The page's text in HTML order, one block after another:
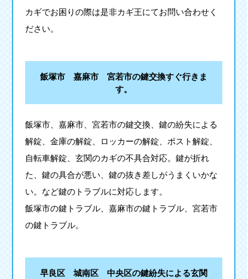
カギでお困りの際は是非カギ王にてお問い合わせく
ださい。
飯塚市 嘉麻市 宮若市の鍵交換すぐ行きま
す。
飯塚市、嘉麻市、宮若市の鍵交換、鍵の紛失による
解錠、金庫の解錠、ロッカーの解錠、ポスト解錠、
自転車解錠、玄関のカギの不具合対応。鍵が折れ
た、鍵の具合が悪い、鍵の抜き差しがうまくいかな
い。など鍵のトラブルに対応します。
飯塚市の鍵トラブル、嘉麻市の鍵トラブル、宮若市
の鍵トラブル。
早良区 城南区 中央区の鍵紛失による玄関